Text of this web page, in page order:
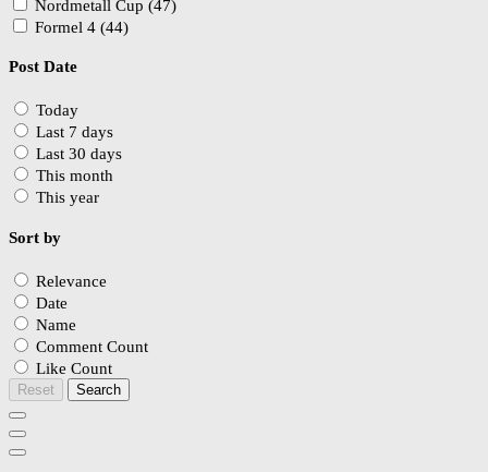
Nordmetall Cup (47)
Formel 4 (44)
Post Date
Today
Last 7 days
Last 30 days
This month
This year
Sort by
Relevance
Date
Name
Comment Count
Like Count
Reset Search